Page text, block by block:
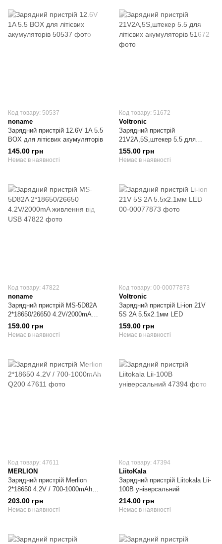
Код товару: 50537
noname
Зарядний пристрій 12.6V 1A 5.5
BOX для літієвих акумуляторів
145.00 грн
Немає в наявності
Код товару: 51672
Voltronic
Зарядний пристрій
21V2A,5S,штекер 5.5 для
літієвих акумуляторів
155.00 грн
Немає в наявності
Код товару: 47822
noname
Зарядний пристрій MS-5D82A
2*18650/26650 4.2V/2000mA
живлення від USB
159.00 грн
Немає в наявності
Код товару: 00-00077873
Voltronic
Зарядний пристрій Li-ion 21V
5S 2A 5.5х2.1мм LED
159.00 грн
Немає в наявності
Код товару: 47611
MERLION
Зарядний пристрій Merlion
2*18650 4.2V / 700-1000mAh
Q200
203.00 грн
Немає в наявності
Код товару: 47394
LiitoKala
Зарядний пристрій Liitokala Lii-
100B універсальний
214.00 грн
Немає в наявності